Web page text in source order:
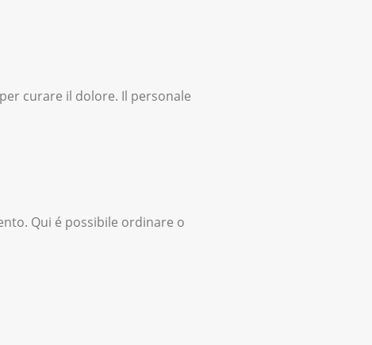
curare il dolore. Il personale
Qui é possibile ordinare o